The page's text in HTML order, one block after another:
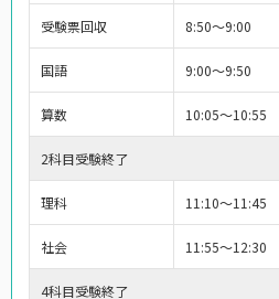
受験票回収 8:50～9:00
国語 9:00～9:50
算数 10:05～10:55
2科目受験終了
理科 11:10～11:45
社会 11:55～12:30
4科目受験終了